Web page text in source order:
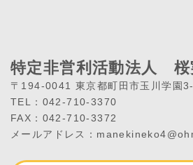
特定非営利活動法人 桜
〒194-0041 東京都町田市玉川学園
TEL：042-710-3370
FAX：042-710-3372
メールアドレス：